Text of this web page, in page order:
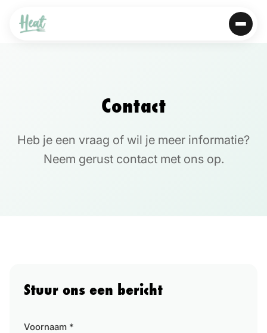
Contact
Heb je een vraag of wil je meer informatie?
Neem gerust contact met ons op.
Stuur ons een bericht
Voornaam *